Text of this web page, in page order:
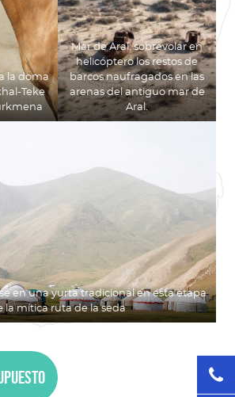
la doma
Teke
Mar de Aral: sobrevolar en
helicóptero los restos de
barcos naufragados en las
arenas del antiguo mar de
Aral.
en una yurta tradicional en esta etapa
la mítica ruta de la seda